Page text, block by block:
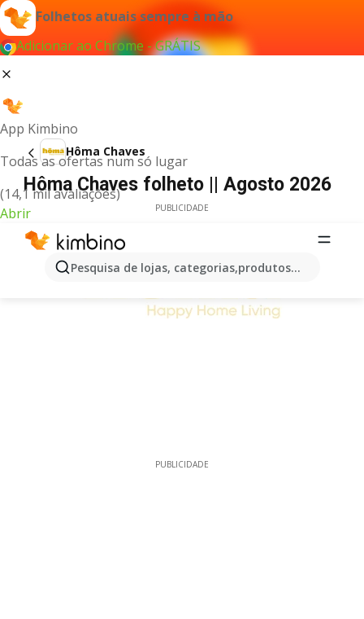
Folhetos atuais sempre à mão
Adicionar ao Chrome - GRÁTIS
App Kimbino
Todas as ofertas num só lugar
(14,1 mil avaliações)
Abrir
Pesquisa de lojas, categorias,produtos...
Hôma Chaves
Hôma Chaves folheto || Agosto 2026
PUBLICIDADE
PUBLICIDADE